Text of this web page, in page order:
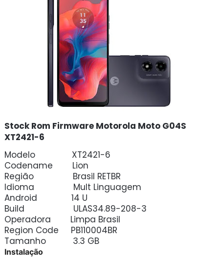
Stock Rom Firmware Motorola Moto G04S
XT2421-6
Modelo XT2421-6
Codename Lion
Região Brasil RETBR
Idioma Mult Linguagem
Android 14 U
Build ULAS34.89-208-3
Operadora Limpa Brasil
Region Code PB110004BR
Tamanho 3.3 GB
Instalação